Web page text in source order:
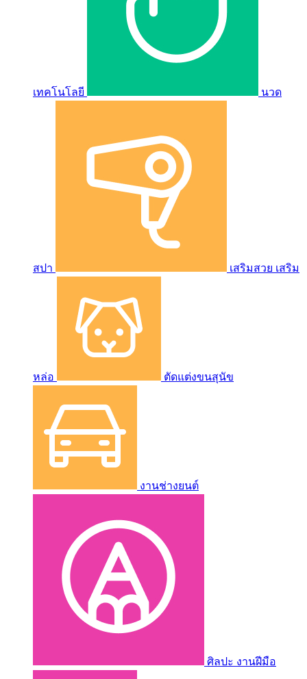
เทคโนโลยี นวด
สปา เสริมสวย เสริม
หล่อ ตัดแต่งขนสุนัข
งานช่างยนต์
ศิลปะ งานฝีมือ